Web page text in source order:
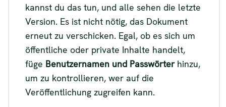
kannst du das tun, und alle sehen die letzte
Version. Es ist nicht nötig, das Dokument
erneut zu verschicken. Egal, ob es sich um
öffentliche oder private Inhalte handelt,
füge Benutzernamen und Passwörterhinzu,
um zu kontrollieren, wer auf die
Veröffentlichung zugreifen kann.